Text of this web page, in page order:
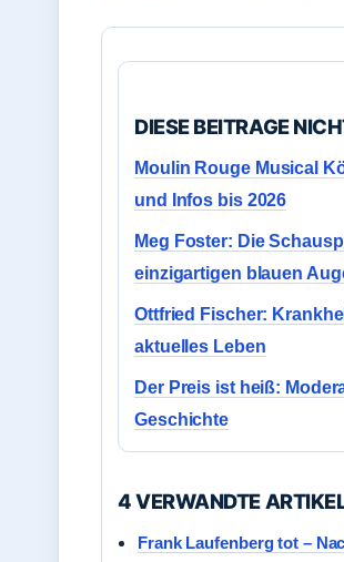
DIESE BEITRAGE
Moulin Rouge Musical
und Infos bis 2026
Meg Foster: Die
einzigartigen blauen
Ottfried Fischer:
aktuelles Leben
Der Preis ist heiß:
Geschichte
4 VERWANDTE
Frank Laufenberg tot –